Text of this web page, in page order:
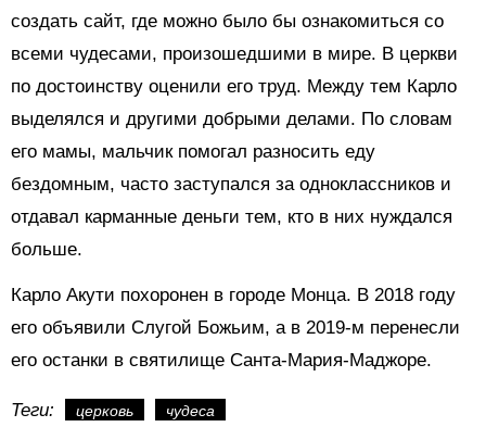
создать сайт, где можно было бы ознакомиться со
всеми чудесами, произошедшими в мире. В церкви
по достоинству оценили его труд. Между тем Карло
выделялся и другими добрыми делами. По словам
его мамы, мальчик помогал разносить еду
бездомным, часто заступался за одноклассников и
отдавал карманные деньги тем, кто в них нуждался
больше.
Карло Акути похоронен в городе Монца. В 2018 году
его объявили Слугой Божьим, а в 2019-м перенесли
его останки в святилище Санта-Мария-Маджоре.
Теги: церковь чудеса